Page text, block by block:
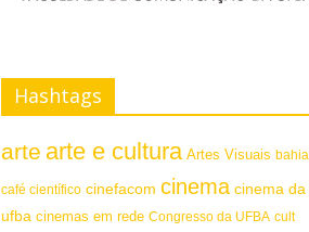
Hashtags
arte arte e cultura Artes Visuais bahia
café científico cinefacom cinema cinema da
ufba cinemas em rede Congresso da UFBA cult